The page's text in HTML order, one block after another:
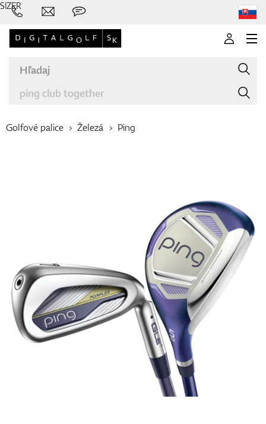
Oblečenie
Topánky
Golfové palice Železá Ping
SIZER